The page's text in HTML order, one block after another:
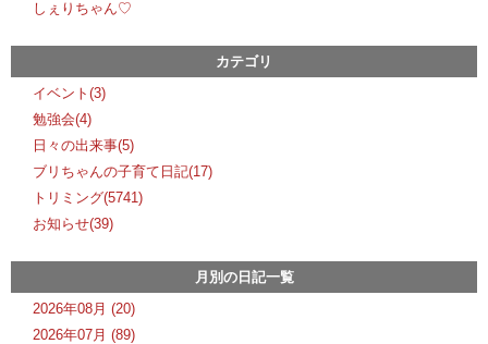
しぇりちゃん♡
カテゴリ
イベント(3)
勉強会(4)
日々の出来事(5)
ブリちゃんの子育て日記(17)
トリミング(5741)
お知らせ(39)
月別の日記一覧
2026年08月 (20)
2026年07月 (89)